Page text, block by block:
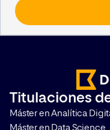
Usted podrá revocar el
reconocidos en los artículos 15
siguiente dirección de correo
protección de datos en el
Titulaciones
Máster en Analítica
Máster en Data Science